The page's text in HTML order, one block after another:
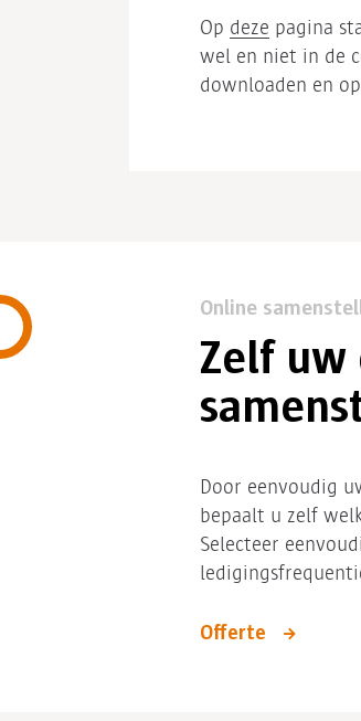
Op deze pagina
wel en niet in de
downloaden en
Online
Zelf uw
Door eenvoudig
bepaalt u zelf
Selecteer
Offerte